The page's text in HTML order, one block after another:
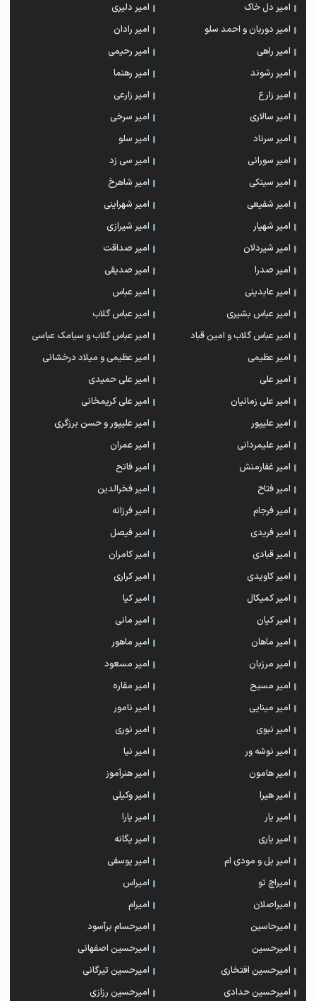
امیر دل خاک
امیر دلیری
امیر دوربان و احمد سلو
امیر رادان
امیر راهی
امیر رحیمی
امیر رشوند
امیر رهنما
امیر زارع
امیر زارعی
امیر سالاری
امیر سرخی
امیر سرناد
امیر سلو
امیر سورانی
امیر سی زد
امیر سینکی
امیر شاهرخ
امیر شفیعی
امیر شهراینی
امیر شهیار
امیر شیرازی
امیر شیردلان
امیر صداقت
امیر صدرا
امیر صدیقی
امیر عابدینی
امیر عباس
امیر عباس بشیری
امیر عباس گلاب
امیر عباس گلاب و امین قباد
امیر عباس گلاب و سیامک عباسی
امیر عظیمی
امیر عظیمی و میلاد درخشانی
امیر علی
امیر علی حمیدی
امیر علی زمانیان
امیر علی کریمخانی
امیر علیپور
امیر علیپور و حسن برزگری
امیر علیمردانی
امیر عمران
امیر غفارمنش
امیر فاتح
امیر فتاح
امیر فخرالدین
امیر فرجام
امیر فرزانه
امیر فریدی
امیر فیصل
امیر قبادی
امیر کامران
امیر کاویدی
امیر کراری
امیر کمیکال
امیر کیا
امیر کیان
امیر مانی
امیر ماهان
امیر ماهور
امیر مرزبان
امیر مسعود
امیر مسیح
امیر مقاره
امیر مینایی
امیر نامور
امیر نبوی
امیر نوری
امیر نوشه ور
امیر نیا
امیر هامون
امیر هنرآموز
امیر هیرا
امیر وکیلی
امیر یار
امیر یارا
امیر یاری
امیر یگانه
امیر یل و مودی ام
امیر یوسفی
امیراچ تو
امیراس
امیراصلان
امیرام
امیرحاسین
امیرحسام برآسود
امیرحسین
امیرحسین اصفهانی
امیرحسین افتخاری
امیرحسین تیرگانی
امیرحسین حدادی
امیرحسین رزازی